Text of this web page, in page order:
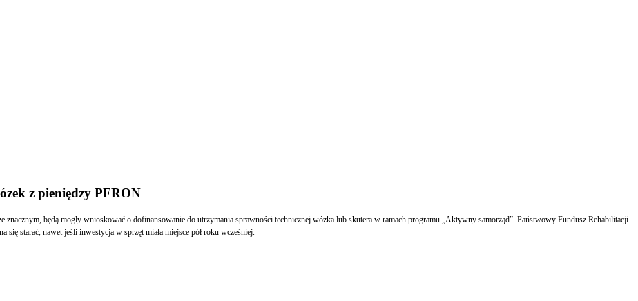
z pieniędzy PFRON
znacznym, będą mogły wnioskować o dofinansowanie do utrzymania sprawności technicznej wózka lub skutera w ramach programu „Aktywny samorząd”. Państwowy Fundusz Rehabilitacji
starać, nawet jeśli inwestycja w sprzęt miała miejsce pół roku wcześniej.